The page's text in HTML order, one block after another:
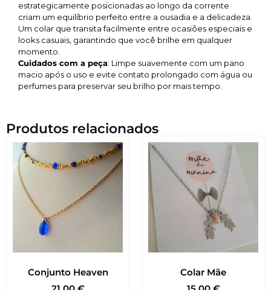
estrategicamente posicionadas ao longo da corrente
criam um equilíbrio perfeito entre a ousadia e a delicadeza.
Um colar que transita facilmente entre ocasiões especiais e
looks casuais, garantindo que você brilhe em qualquer
momento.
Cuidados com a peça: Limpe suavemente com um pano
macio após o uso e evite contato prolongado com água ou
perfumes para preservar seu brilho por mais tempo.
Produtos relacionados
Conjunto Heaven
Colar Mãe